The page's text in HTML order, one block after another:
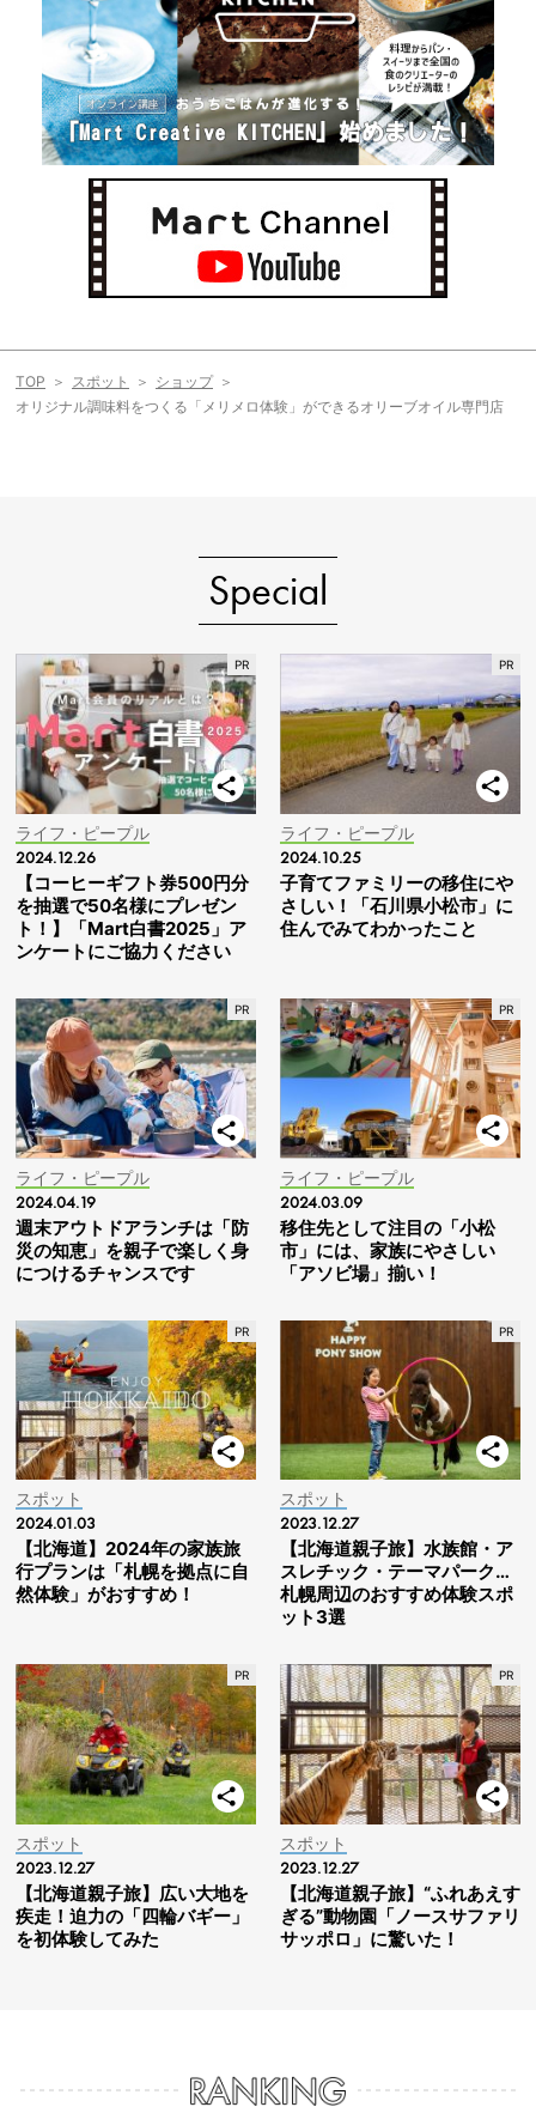
TOP スポット
ショップ
オリジナル調味料をつくる「メリメロ体験」ができるオリーブオイル専門店
Special
ライフ・ピープル
2024.12.26
【コーヒーギフト券500円分
を抽選で50名様にプレゼン
ト！】「Mart白書2025」ア
ンケートにご協力ください
ライフ・ピープル
2024.10.25
子育てファミリーの移住にや
さしい！「石川県小松市」に
住んでみてわかったこと
ライフ・ピープル
2024.04.19
週末アウトドアランチは「防
災の知恵」を親子で楽しく身
につけるチャンスです
ライフ・ピープル
2024.03.09
移住先として注目の「小松
市」には、家族にやさしい
「アソビ場」揃い！
スポット
2024.01.03
【北海道】2024年の家族旅
行プランは「札幌を拠点に自
然体験」がおすすめ！
スポット
2023.12.27
【北海道親子旅】水族館・ア
スレチック・テーマパーク…
札幌周辺のおすすめ体験スポ
ット3選
スポット
2023.12.27
【北海道親子旅】広い大地を
疾走！迫力の「四輪バギー」
を初体験してみた
スポット
2023.12.27
【北海道親子旅】“ふれあえす
ぎる”動物園「ノースサファリ
サッポロ」に驚いた！